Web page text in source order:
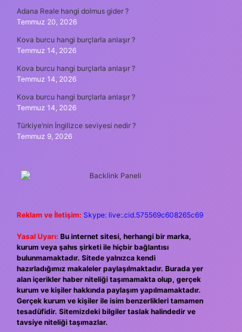
Adana Reale hangi dolmus gider ?
Temmuz 20, 2026
Kova burcu hangi burçlarla anlaşır ?
Temmuz 14, 2026
Kova burcu hangi burçlarla anlaşır ?
Temmuz 14, 2026
Kova burcu hangi burçlarla anlaşır ?
Temmuz 14, 2026
Türkiye’nin İngilizce seviyesi nedir ?
Temmuz 9, 2026
Reklam ve İletişim: Skype: live:.cid.575569c608265c69
Yasal Uyarı: Bu internet sitesi, herhangi bir marka,
kurum veya şahıs şirketi ile hiçbir bağlantısı
bulunmamaktadır. Sitede yalnızca kendi
hazırladığımız makaleler paylaşılmaktadır. Burada yer
alan içerikler haber niteliği taşımamakta olup, gerçek
kurum ve kişiler hakkında paylaşım yapılmamaktadır.
Gerçek kurum ve kişiler ile isim benzerlikleri tamamen
tesadüfidir. Sitemizdeki bilgiler taslak halindedir ve
tavsiye niteliği taşımazlar.